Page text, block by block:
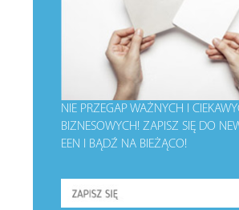
NIE PRZEGAP WAŻNYCH I
BIZNESOWYCH!ZAPISZ SIĘ DO
EEN I BĄDŹ NA BIEŻĄCO!